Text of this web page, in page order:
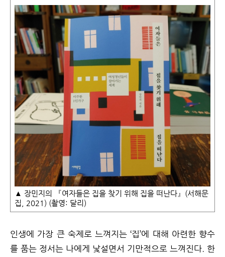
▲ 장민지의 『여자들은 집을 찾기 위해 집을 떠난다』(서해문
집, 2021) (촬영: 달리)
인생에 가장 큰 숙제로 느껴지는 ‘집’에 대해 아련한 향수
를 품는 정서는 나에게 낯설면서 기만적으로 느껴진다. 한